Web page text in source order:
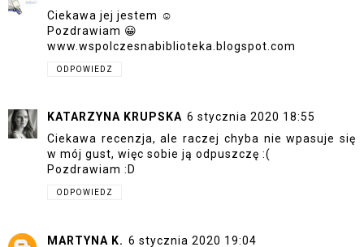
Ciekawa jej jestem ☺️
Pozdrawiam 😀
www.wspolczesnabiblioteka.blogspot.com
ODPOWIEDZ
KATARZYNA KRUPSKA 6 stycznia 2020 18:55
Ciekawa recenzja, ale raczej chyba nie wpasuje się
w mój gust, więc sobie ją odpuszczę :(
Pozdrawiam :D
ODPOWIEDZ
MARTYNA K. 6 stycznia 2020 19:04